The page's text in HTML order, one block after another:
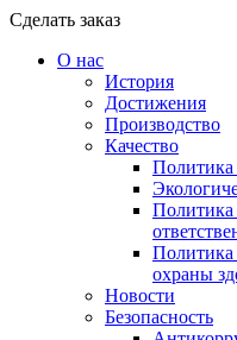
Сделать заказ
О нас
История
Достижения
Производство
Качество
Политика
Политика
Политика
охраны
Новости
Безопасность